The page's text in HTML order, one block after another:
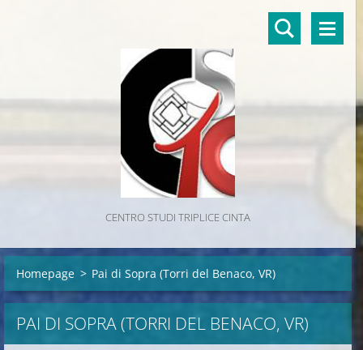
CENTRO STUDI TRIPLICE CINTA
Homepage > Pai di Sopra (Torri del Benaco, VR)
PAI DI SOPRA (TORRI DEL BENACO, VR)